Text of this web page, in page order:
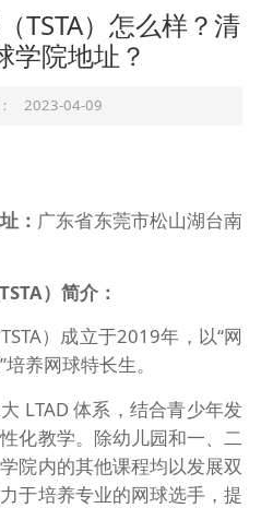
TSTA）怎么样？清
学院地址？
2023-04-09
： 广东省东莞市松山湖台南
）简介：
）成立于2019年，以“网
养网球特长生。
LTAD 体系，结合青少年发
化教学。除幼儿园和一、二
院内的其他课程均以发展双
于培养专业的网球选手，提